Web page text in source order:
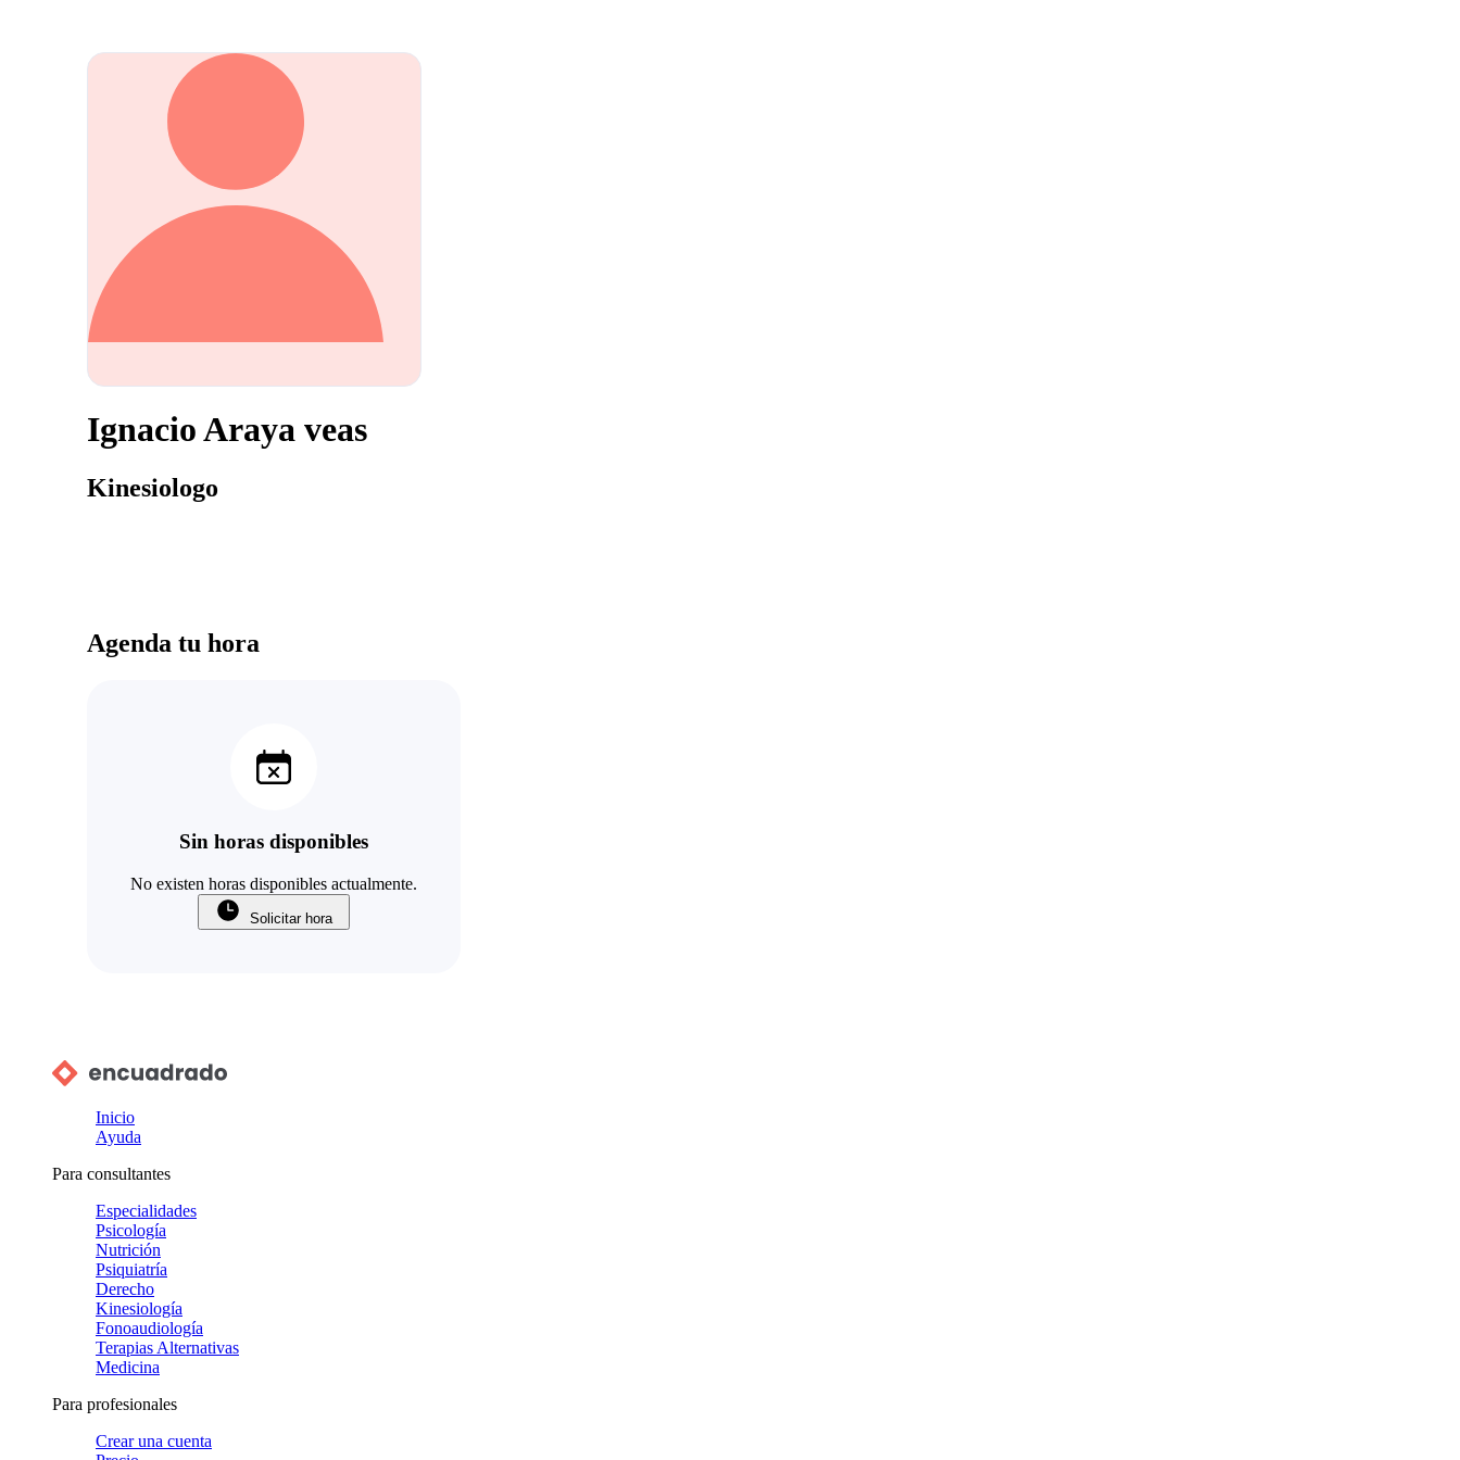
Ignacio Araya veas
Kinesiologo
Agenda tu hora
Sin horas disponibles
No existen horas disponibles actualmente.
Solicitar hora
Inicio
Ayuda
Para consultantes
Especialidades
Psicología
Nutrición
Psiquiatría
Derecho
Kinesiología
Fonoaudiología
Terapias Alternativas
Medicina
Para profesionales
Crear una cuenta